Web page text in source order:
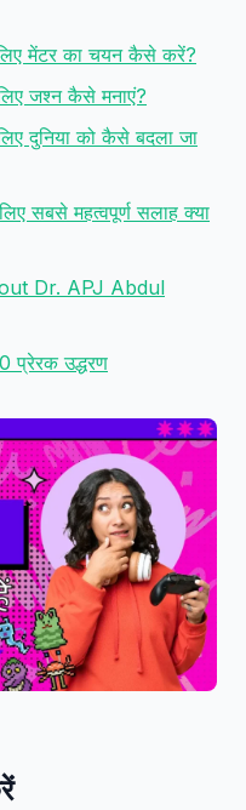
मेंटर का चयन कैसे करें?
जश्न कैसे मनाएं?
दुनिया को कैसे बदला जा
सबसे महत्वपूर्ण सलाह क्या
Dr. APJ Abdul
प्रेरक उद्धरण